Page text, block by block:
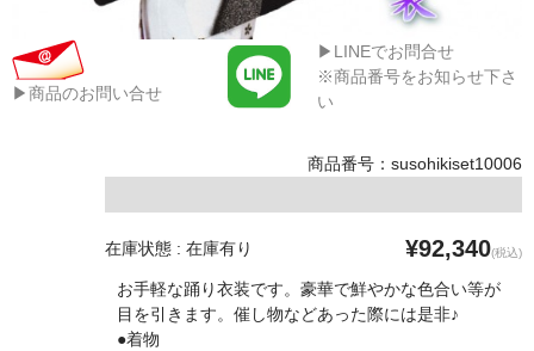
▶商品のお問い合せ
▶LINEでお問合せ
※商品番号をお知らせ下さ
い
商品番号：susohikiset10006
在庫状態 : 在庫有り ¥92,340(税込)
お手軽な踊り衣装です。豪華で鮮やかな色合い等が
目を引きます。催し物などあった際には是非♪
●着物